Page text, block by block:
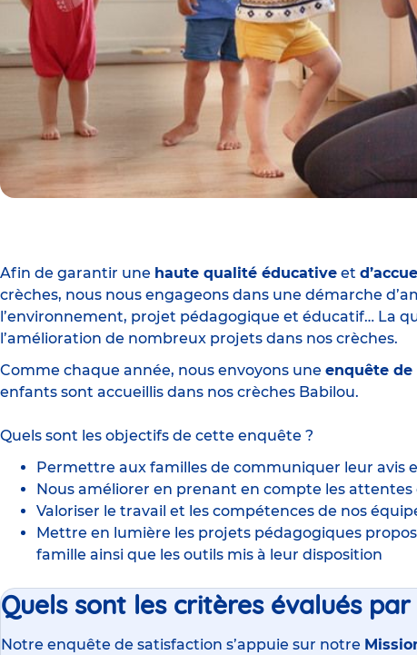
Afin de garantir une haute qualité éducative et
crèches, nous nous engageons dans une démarche
l’environnement, projet pédagogique et éducatif… La
l’amélioration de nombreux projets dans nos crèches.
Comme chaque année, nous envoyons une enquête
enfants sont accueillis dans nos crèches Babilou.
Quels sont les objectifs de cette enquête ?
Permettre aux familles de communiquer leur avis
Nous améliorer en prenant en compte les attentes
Valoriser le travail et les compétences de nos
Mettre en lumière les projets pédagogiques
famille ainsi que les outils mis à leur disposition
Quels sont les critères évalués
Notre enquête de satisfaction s’appuie sur notre